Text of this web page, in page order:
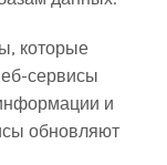
которые
сервисы
и
обновляют